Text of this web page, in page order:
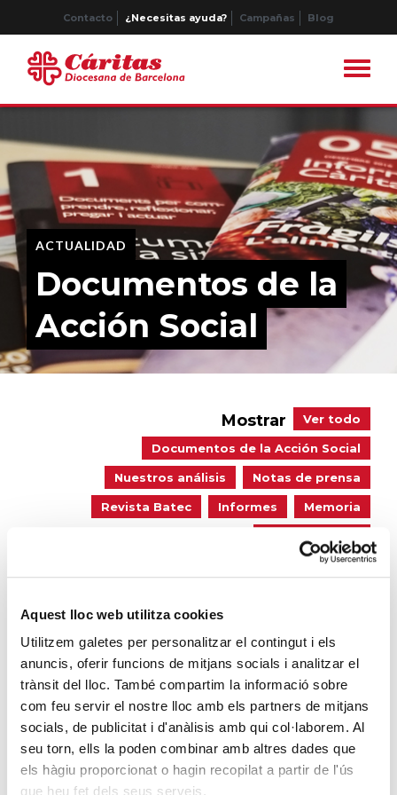
Aquest lloc web utilitza cookies
Utilitzem galetes per personalitzar el contingut i els
anuncis, oferir funcions de mitjans socials i analitzar el
trànsit del lloc. També compartim la informació sobre
com feu servir el nostre lloc amb els partners de mitjans
socials, de publicitat i d'anàlisis amb qui col·laborem. Al
seu torn, ells la poden combinar amb altres dades que
els hàgiu proporcionat o hagin recopilat a partir de l'ús
que heu fet dels seus serveis.
Contacto ¿Necesitas ayuda? Campañas Blog
ACTUALIDAD
Documentos de la
Acción Social
Mostrar Ver todo
Documentos de la Acción Social
Nuestros análisis Notas de prensa
Revista Batec Informes Memoria